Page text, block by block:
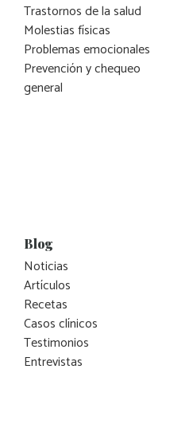
Trastornos de la salud
Molestias físicas
Problemas emocionales
Prevención y chequeo
general
Blog
Noticias
Artículos
Recetas
Casos clínicos
Testimonios
Entrevistas